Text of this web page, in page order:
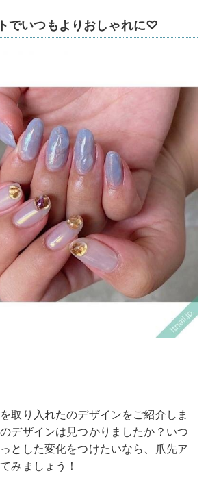
でいつもよりおしゃれに♡︎
取り入れたのデザインをご紹介しま
デザインは見つかりましたか？いつ
とした変化をつけたいなら、爪先ア
みましょう！